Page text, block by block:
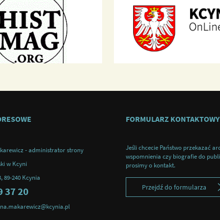
- administrator strony
w Kcyni
89-240 Kcynia
37 20
FORMULARZ KONTAKTOWY
Jeśli chcecie Państwo przekazać
wspomnienia czy biografie do
prosimy o kontakt.
Przejdź do formularza